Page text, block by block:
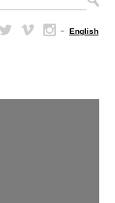
– English